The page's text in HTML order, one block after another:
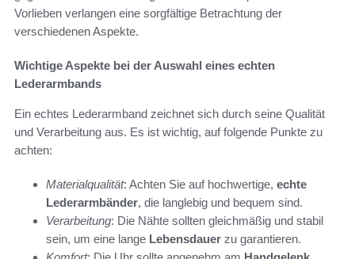
Vorlieben verlangen eine sorgfältige Betrachtung der
verschiedenen Aspekte.
Wichtige Aspekte bei der Auswahl eines echten
Lederarmbands
Ein echtes Lederarmband zeichnet sich durch seine Qualität
und Verarbeitung aus. Es ist wichtig, auf folgende Punkte zu
achten:
Materialqualität: Achten Sie auf hochwertige, echte
Lederarmbänder, die langlebig und bequem sind.
Verarbeitung: Die Nähte sollten gleichmäßig und stabil
sein, um eine lange Lebensdauer zu garantieren.